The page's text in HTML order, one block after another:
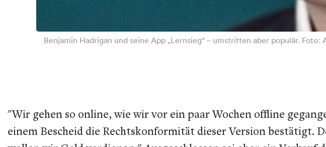
Benjamin Hadrigan und seine App „Lernsieg“ – umstritten aber populär. Foto:
"Wir gehen so online, wie wir vor ein paar Wochen offline
einem Bescheid die Rechtskonformität dieser Version